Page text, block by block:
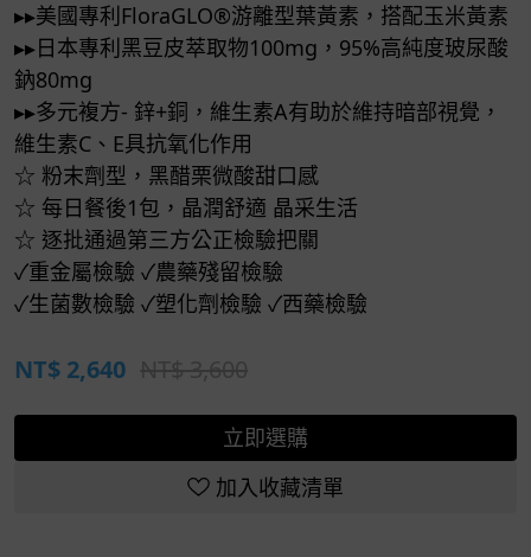
▸▸美國專利FloraGLO®​游離型葉黃素，搭配玉米黃素
▸▸日本專利黑豆皮萃取物100mg，95%高純度玻尿酸
鈉80mg
▸▸多元複方- 鋅+銅，維生素A有助於維持暗部視覺，
維生素C、E具抗氧化作用
☆ 粉末劑型，黑醋栗微酸甜口感
☆ 每日餐後1包，晶潤舒適 晶采生活
☆ 逐批通過第三方公正檢驗把關
✓重金屬檢驗 ✓農藥殘留檢驗
✓生菌數檢驗 ✓塑化劑檢驗 ✓西藥檢驗
NT$ 2,640 NT$ 3,600
立即選購
加入收藏清單